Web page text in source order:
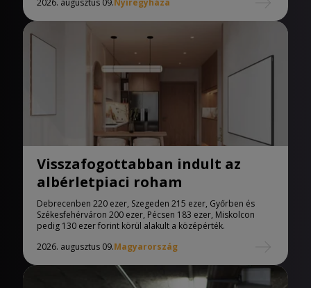
2026. augusztus 09. Nyíregyháza
Visszafogottabban indult az
albérletpiaci roham
Debrecenben 220 ezer, Szegeden 215 ezer, Győrben és
Székesfehérváron 200 ezer, Pécsen 183 ezer, Miskolcon
pedig 130 ezer forint körül alakult a középérték.
2026. augusztus 09.Magyarország